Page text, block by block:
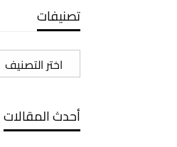
تصنيفات
تصنيفات
أحدث المقالات